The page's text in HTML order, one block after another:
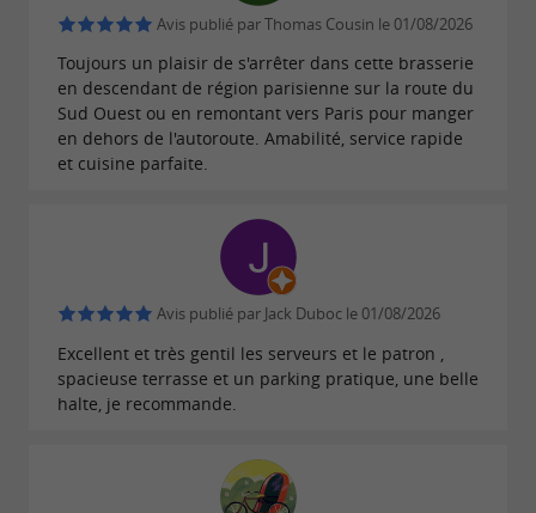
Café de la Gare 1900, bar à vins,
terrasse et accueil tous publics à deux
pas de Bordeaux
Dès 18h, le Café de la Gare 1900 devient l'un
des
bars à vins les plus courus
planches à partager
ambiance détendue au comptoir
7 jours sur 7
accueille
enfantetchaises bébé disponibles —,groupes
jusqu'à 20 personnes
, d'unaccès handicapés
animaux
Avis publié par Thomas Cousin le 01/08/2026
Toujours un plaisir de s'arrêter dans cette brasserie
en descendant de région parisienne sur la route du
Sud Ouest ou en remontant vers Paris pour manger
en dehors de l'autoroute. Amabilité, service rapide
et cuisine parfaite.
Avis publié par Jack Duboc le 01/08/2026
Excellent et très gentil les serveurs et le patron ,
spacieuse terrasse et un parking pratique, une belle
halte, je recommande.